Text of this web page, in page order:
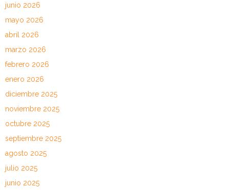
junio 2026
mayo 2026
abril 2026
marzo 2026
febrero 2026
enero 2026
diciembre 2025
noviembre 2025
octubre 2025
septiembre 2025
agosto 2025
julio 2025
junio 2025